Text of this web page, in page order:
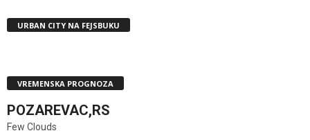
URBAN CITY NA FEJSBUKU
VREMENSKA PROGNOZA
POZAREVAC,RS
Few Clouds